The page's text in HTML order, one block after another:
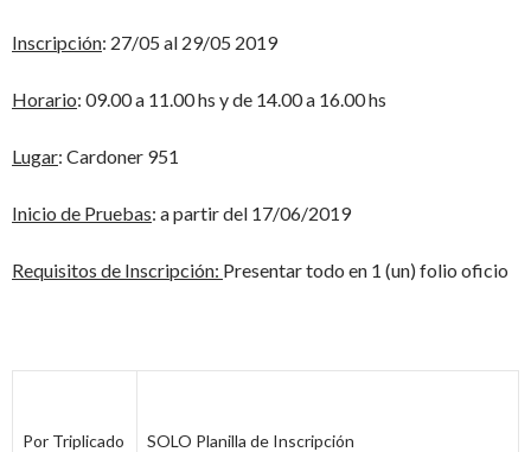
Inscripción: 27/05 al 29/05 2019
Horario: 09.00 a 11.00 hs y de 14.00 a 16.00 hs
Lugar: Cardoner 951
Inicio de Pruebas: a partir del 17/06/2019
Requisitos de Inscripción: Presentar todo en 1 (un) folio oficio
Por Triplicado SOLO Planilla de Inscripción